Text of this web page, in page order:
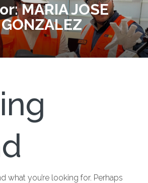
MARIA JOSE
GONZALEZ
what you’re looking for. Perhaps